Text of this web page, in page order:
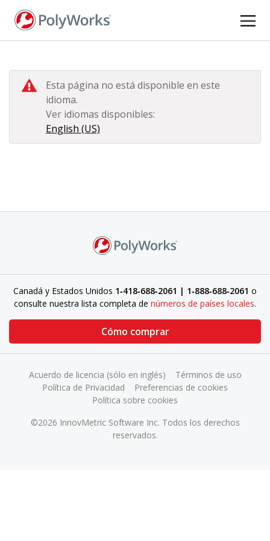
Pasar
Esta página no está disponible en este
idioma.
Ver idiomas disponibles:
English (US)
Canadá y Estados Unidos 1‑418‑688‑2061 | 1‑888‑688‑2061 o
consulte nuestra lista completa de números de países locales.
Cómo comprar
©2026 InnovMetric Software Inc. Todos los derechos
reservados.
Acuerdo de licencia (sólo en inglés)
Términos de uso
Política de Privacidad
Preferencias de cookies
Política sobre cookies